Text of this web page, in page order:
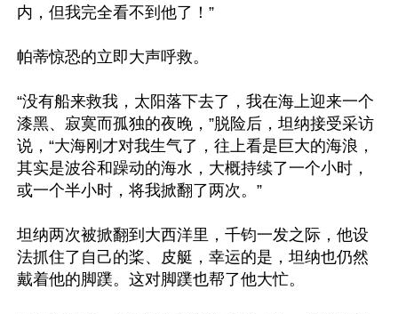
内，但我完全看不到他了！”
帕蒂惊恐的立即大声呼救。
“没有船来救我，太阳落下去了，我在海上迎来一个
漆黑、寂寞而孤独的夜晚，”脱险后，坦纳接受采访
说，“大海刚才对我生气了，往上看是巨大的海浪，
其实是波谷和躁动的海水，大概持续了一个小时，
或一个半小时，将我掀翻了两次。”
坦纳两次被掀翻到大西洋里，千钧一发之际，他设
法抓住了自己的桨、皮艇，幸运的是，坦纳也仍然
戴着他的脚蹼。这对脚蹼也帮了他大忙。